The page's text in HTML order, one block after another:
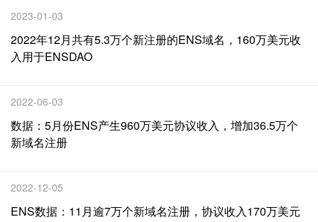
2023-01-03
2022年12月共有5.3万个新注册的ENS域名，160万美元收
入用于ENSDAO
2022-06-03
数据：5月份ENS产生960万美元协议收入，增加36.5万个
新域名注册
2022-12-05
ENS数据：11月逾7万个新域名注册，协议收入170万美元